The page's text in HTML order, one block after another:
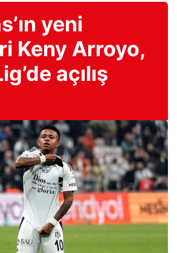
yeni
Keny Arroyo,
açılış